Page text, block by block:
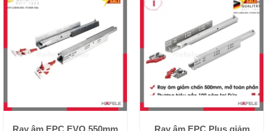
Ray âm EPC EVO 550mm
Ray âm EPC Plus giảm